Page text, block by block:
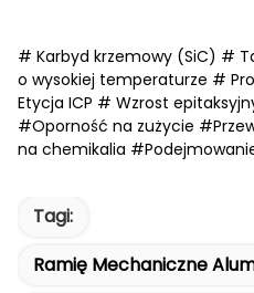
# Karbyd krzemowy (SiC) #
o wysokiej temperaturze #
Etycja ICP # Wzrost
#Oporność na zużycie
na chemikalia
Tagi:
Ramię Mechaniczne